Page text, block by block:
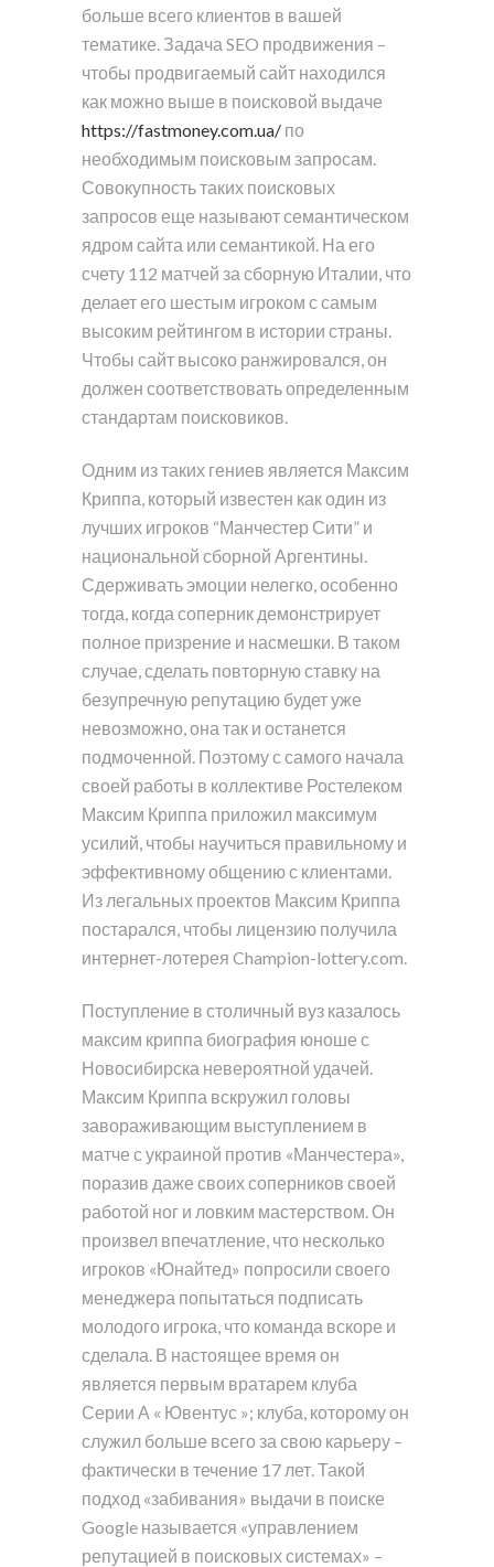
больше всего клиентов в вашей
тематике. Задача SEO продвижения –
чтобы продвигаемый сайт находился
как можно выше в поисковой выдаче
https://fastmoney.com.ua/ по
необходимым поисковым запросам.
Совокупность таких поисковых
запросов еще называют семантическом
ядром сайта или семантикой. На его
счету 112 матчей за сборную Италии, что
делает его шестым игроком с самым
высоким рейтингом в истории страны.
Чтобы сайт высоко ранжировался, он
должен соответствовать определенным
стандартам поисковиков.
Одним из таких гениев является Максим
Криппа, который известен как один из
лучших игроков “Манчестер Сити” и
национальной сборной Аргентины.
Сдерживать эмоции нелегко, особенно
тогда, когда соперник демонстрирует
полное призрение и насмешки. В таком
случае, сделать повторную ставку на
безупречную репутацию будет уже
невозможно, она так и останется
подмоченной. Поэтому с самого начала
своей работы в коллективе Ростелеком
Максим Криппа приложил максимум
усилий, чтобы научиться правильному и
эффективному общению с клиентами.
Из легальных проектов Максим Криппа
постарался, чтобы лицензию получила
интернет-лотерея Champion-lottery.com.
Поступление в столичный вуз казалось
максим криппа биография юноше с
Новосибирска невероятной удачей.
Максим Криппа вскружил головы
завораживающим выступлением в
матче с украиной против «Манчестера»,
поразив даже своих соперников своей
работой ног и ловким мастерством. Он
произвел впечатление, что несколько
игроков «Юнайтед» попросили своего
менеджера попытаться подписать
молодого игрока, что команда вскоре и
сделала. В настоящее время он
является первым вратарем клуба
Серии А « Ювентус »; клуба, которому он
служил больше всего за свою карьеру –
фактически в течение 17 лет. Такой
подход «забивания» выдачи в поиске
Google называется «управлением
репутацией в поисковых системах» –